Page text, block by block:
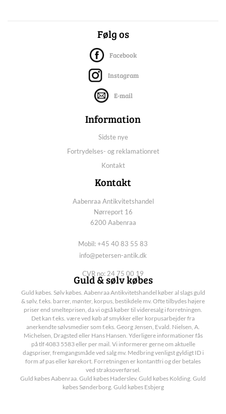
Følg os
Facebook
Instagram
E-mail
Information
Sidste nye
Fortrydelses- og reklamationret
Kontakt
Kontakt
Aabenraa Antikvitetshandel
Nørreport 16
6200 Aabenraa
Mobil: +45 40 83 55 83
info@petersen-antik.dk
CVR no: 24 75 00 19
Guld & sølv købes
Guld købes. Sølv købes. Aabenraa Antikvitetshandel køber al slags guld
& sølv, f.eks. barrer, mønter, korpus, bestikdele mv. Ofte tilbydes højere
priser end smelteprisen, da vi også køber til videresalg i forretningen.
Det kan f.eks. være ved køb af smykker eller korpusarbejder fra
anerkendte sølvsmedier som f.eks. Georg Jensen, Evald. Nielsen, A.
Michelsen, Dragsted eller Hans Hansen. Yderligere informationer fås
på tlf 4083 5583 eller per mail. Vi informerer gerne om aktuelle
dagspriser, fremgangsmåde ved salg mv. Medbring venligst gyldigt ID i
form af pas eller kørekort. Forretningen er kontantfri og der betales
ved straksoverførsel.
Guld købes Aabenraa. Guld købes Haderslev. Guld købes Kolding. Guld
købes Sønderborg. Guld købes Esbjerg